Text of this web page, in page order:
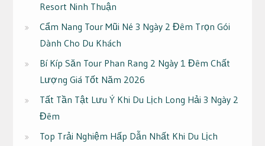
Resort Ninh Thuận
Cẩm Nang Tour Mũi Né 3 Ngày 2 Đêm Trọn Gói
Dành Cho Du Khách
Bí Kíp Săn Tour Phan Rang 2 Ngày 1 Đêm Chất
Lượng Giá Tốt Năm 2026
Tất Tần Tật Lưu Ý Khi Du Lịch Long Hải 3 Ngày 2
Đêm
Top Trải Nghiệm Hấp Dẫn Nhất Khi Du Lịch